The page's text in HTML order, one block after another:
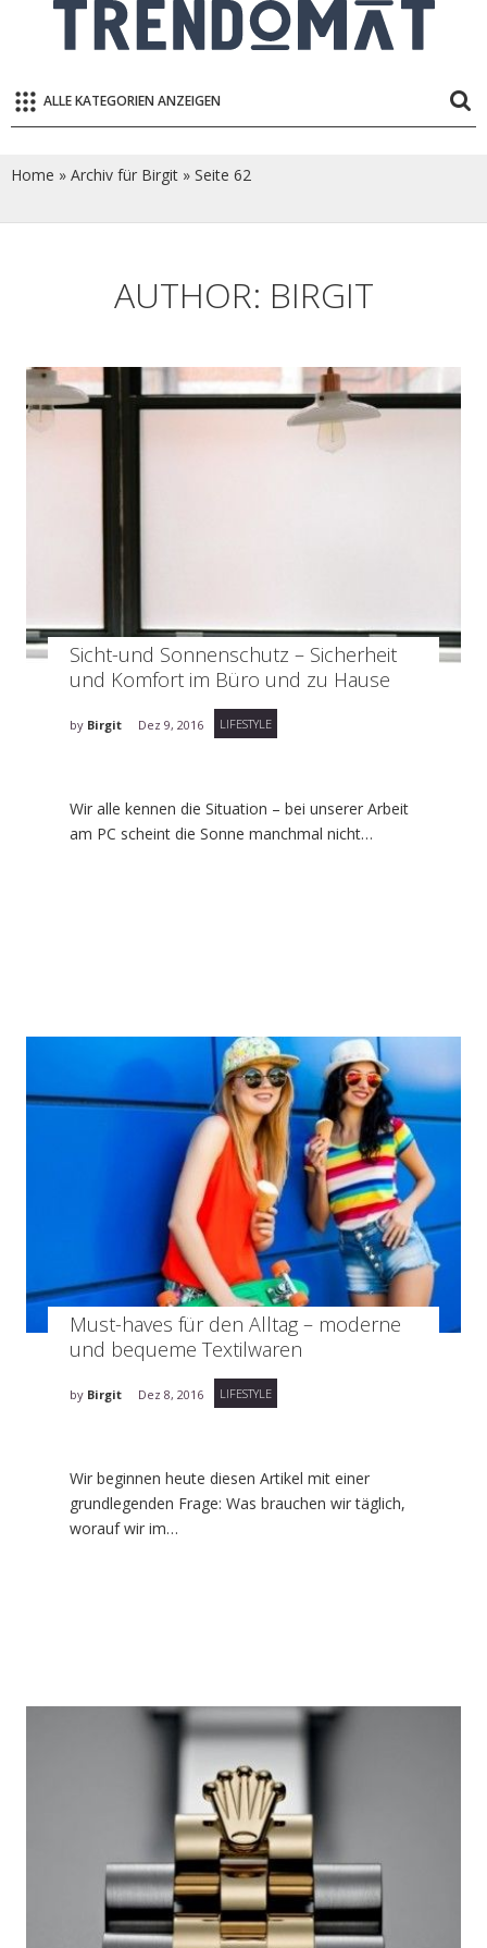
ALLE KATEGORIEN ANZEIGEN
Home » Archiv für Birgit » Seite 62
AUTHOR: BIRGIT
Sicht-und Sonnenschutz – Sicherheit
und Komfort im Büro und zu Hause
by Birgit Dez 9, 2016 LIFESTYLE
Wir alle kennen die Situation – bei unserer Arbeit
am PC scheint die Sonne manchmal nicht…
Must-haves für den Alltag – moderne
und bequeme Textilwaren
by Birgit Dez 8, 2016 LIFESTYLE
Wir beginnen heute diesen Artikel mit einer
grundlegenden Frage: Was brauchen wir täglich,
worauf wir im…